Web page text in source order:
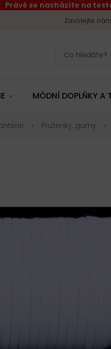
Právě se nacházíte na
Zavolejte nám
MÓDNÍ DOPLŇKY A
Pruženky, gumy